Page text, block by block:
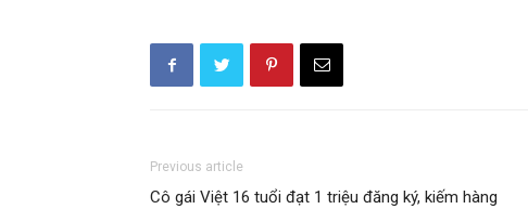
Previous article
Cô gái Việt 16 tuổi đạt 1 triệu đăng ký, kiếm hàng